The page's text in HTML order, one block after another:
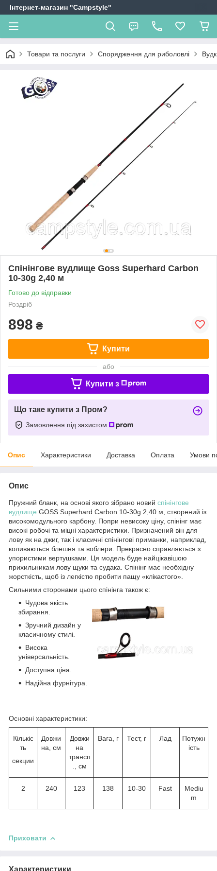
Інтернет-магазин "Campstyle"
Товари та послуги Спорядження для риболовлі
Спінінгове вудлище Goss Superhard Carbon
10-30g 2,40 м
Готово до відправки
Роздріб
898 ₴
Купити
або
Купити з
Що таке купити з Пром?
Замовлення під захистом
Опис Характеристики Доставка Оплата Умови
Опис
Пружний бланк, на основі якого зібрано новий спінінгове
вудлище GOSS Superhard Carbon 10-30g 2,40 м, створений із
високомодульного карбону. Попри невисоку ціну, спінінг має
високі робочі та міцні характеристики. Призначений він для
лову як на джиг, так і класичні спінінгові приманки, наприклад,
коливаються блешня та воблери. Прекрасно справляється з
упористими вертушками. Ця модель буде найцікавішою
прихильникам лову щуки та судака. Спінінг має необхідну
жорсткість, щоб із легкістю пробити пащу «клікастого».
Сильними сторонами цього спінінга також є:
Чудова якість
збирання.
Зручний дизайн у
класичному стилі.
Висока
універсальність.
Доступна ціна.
Надійна фурнітура.
Основні характеристики:
Кількіс
ть
секции
Довжи
на, см
Довжи
на
трансп
., см
Вага, г Тест, г Лад
Потужн
ість
2 240 123 138 10-30 Fast
Mediu
m
Приховати
Характеристики